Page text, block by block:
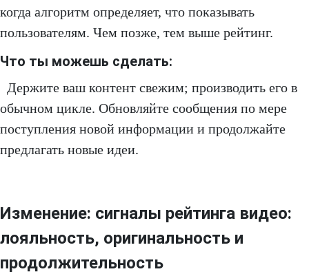
когда алгоритм определяет, что показывать
пользователям. Чем позже, тем выше рейтинг.
Что ты можешь сделать:
Держите ваш контент свежим; производить его в
обычном цикле. Обновляйте сообщения по мере
поступления новой информации и продолжайте
предлагать новые идеи.
Изменение: сигналы рейтинга видео:
лояльность, оригинальность и
продолжительность